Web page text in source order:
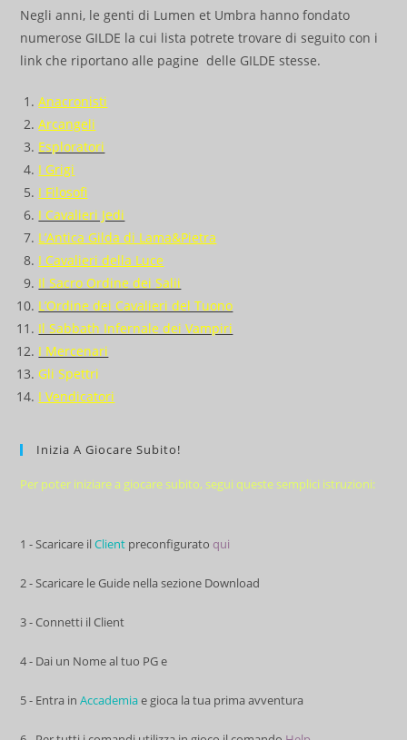
Negli anni, le genti di Lumen et Umbra hanno fondato
numerose GILDE la cui lista potrete trovare di seguito con i
link che riportano alle pagine delle GILDE stesse.
Anacronisti
Arcangeli
Esploratori
I Grigi
I Filosofi
I Cavalieri Jedi
L’Antica Gilda di Lama&Pietra
I Cavalieri della Luce
Il Sacro Ordine dei Salii
L’Ordine dei Cavalieri del Tuono
Il Sabbath Infernale dei Vampiri
I Mercenari
Gli Spettri
I Vendicatori
Inizia A Giocare Subito!
Per poter iniziare a giocare subito, segui queste semplici istruzioni:
1 - Scaricare ilClient preconfigurato qui
2 - Scaricare le Guide nella sezione Download
3 - Connetti il Client
4 - Dai un Nome al tuo PG e
5 - Entra inAccademiae gioca la tua prima avventura